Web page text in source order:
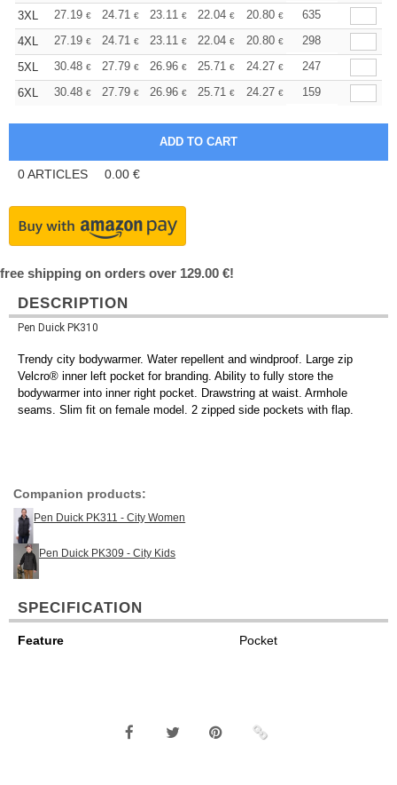
3XL
27.19 € 24.71 € 23.11 € 22.04 € 20.80 € 19.73
635
4XL
27.19 € 24.71 € 23.11 € 22.04 € 20.80 € 19.73
298
5XL
30.48 € 27.79 € 26.96 € 25.71 € 24.27 € 23.02
247
6XL
30.48 € 27.79 € 26.96 € 25.71 € 24.27 € 23.02
159
0ARTICLES 0.00 €
free shipping on orders over 129.00 €!
DESCRIPTION
Pen Duick PK310
Trendy city bodywarmer. Water repellent and windproof. Large zip
Velcro® inner left pocket for branding. Ability to fully store the
bodywarmer into inner right pocket. Drawstring at waist. Armhole
seams. Slim fit on female model. 2 zipped side pockets with flap.
Companion products:
Pen Duick PK311 - City Women
Pen Duick PK309 - City Kids
SPECIFICATION
Feature Pocket